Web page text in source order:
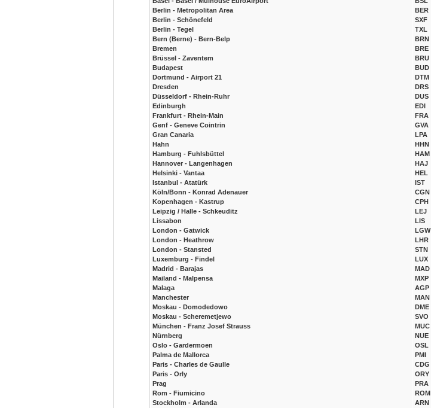
Berlin - Metropolitan Area
Berlin - Schönefeld
Berlin - Tegel
Bern (Berne) - Bern-Belp
Bremen
Brüssel - Zaventem
Budapest
Dortmund - Airport 21
Dresden
Düsseldorf - Rhein-Ruhr
Edinburgh
Frankfurt - Rhein-Main
Genf - Geneve Cointrin
Gran Canaria
Hahn
Hamburg - Fuhlsbüttel
Hannover - Langenhagen
Helsinki - Vantaa
Istanbul - Atatürk
Köln/Bonn - Konrad Adenauer
Kopenhagen - Kastrup
Leipzig / Halle - Schkeuditz
Lissabon
London - Gatwick
London - Heathrow
London - Stansted
Luxemburg - Findel
Madrid - Barajas
Mailand - Malpensa
Malaga
Manchester
Moskau - Domodedowo
Moskau - Scheremetjewo
München - Franz Josef Strauss
Nürnberg
Oslo - Gardermoen
Palma de Mallorca
Paris - Charles de Gaulle
Paris - Orly
Prag
Rom - Fiumicino
Stockholm - Arlanda
BER
SXF
TXL
BRN
BRE
BRU
BUD
DTM
DRS
DUS
EDI
FRA
GVA
LPA
HHN
HAM
HAJ
HEL
IST
CGN
CPH
LEJ
LIS
LGW
LHR
STN
LUX
MAD
MXP
AGP
MAN
DME
SVO
MUC
NUE
OSL
PMI
CDG
ORY
PRA
ROM
ARN